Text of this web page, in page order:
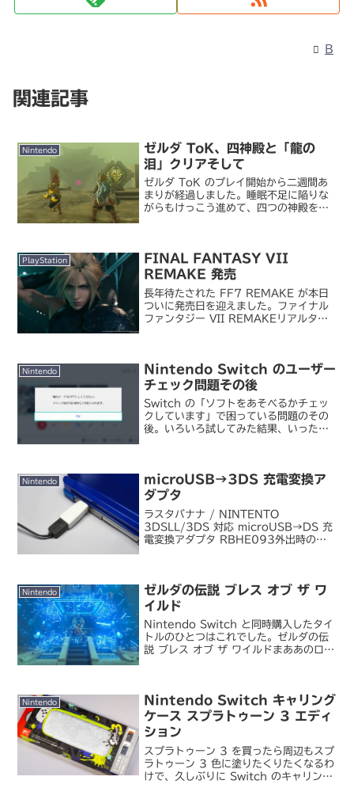
B
関連記事
Nintendo
ゼルダ ToK、四神殿と「龍の
泪」クリアそして
ゼルダ ToK のプレイ開始から二週間あ
まりが経過しました。睡眠不足に陥りな
がらもけっこう進めて、四つの神殿をひ
で共闘した...
PlayStation
FINAL FANTASY VII
REMAKE 発売
長年待たされた FF7 REMAKE が本日
ついに発売日を迎えました。ファイナル
ファンタジー VII REMAKEリアルタイ
Nintendo
Nintendo Switch のユーザー
チェック問題その後
Switch の「ソフトをあそべるかチェッ
クしています」で困っている問題のその
後。いろいろ試してみた結果、いったん
働かないことが分かり...
Nintendo
microUSB→3DS 充電変換ア
ダプタ
ラスタバナナ / NINTENTO
3DSLL/3DS 対応 microUSB→DS 充
電変換アダプタ RBHE093外出時の
も...
Nintendo
ゼルダの伝説 ブレス オブ ザ ワ
イルド
Nintendo Switch と同時購入したタイ
トルのひとつはこれでした。ゼルダの伝
説 ブレス オブ ザ ワイルドまああのロー
Nintendo
Nintendo Switch キャリング
ケース スプラトゥーン 3 エディ
ション
スプラトゥーン 3 を買ったら周辺もスプ
ラトゥーン 3 色に塗りたくりたくなるわ
けで、久しぶりに Switch のキャリング